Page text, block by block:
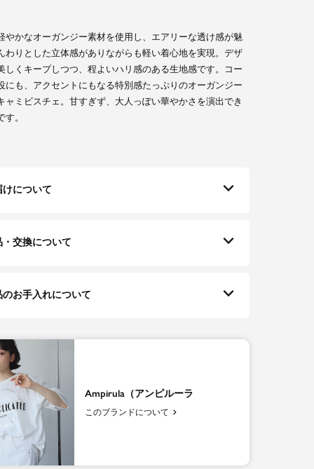
やかなオーガンジー素材を使用し、エアリーな透け感が魅
わりとした立体感がありながらも軽い着心地を実現。デザ
しくキープしつつ、程よいハリ感のある生地感です。コー
にも、アクセントにもなる特別感たっぷりのオーガンジー
ャミビスチェ。甘すぎず、大人っぽい華やかさを演出でき
す。
けについて
・交換について
のお手入れについて
Ampirula（アンピルーラ
このブランドについて